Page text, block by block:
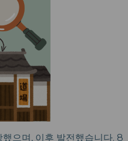
으며, 이후 발전했습니다. 8